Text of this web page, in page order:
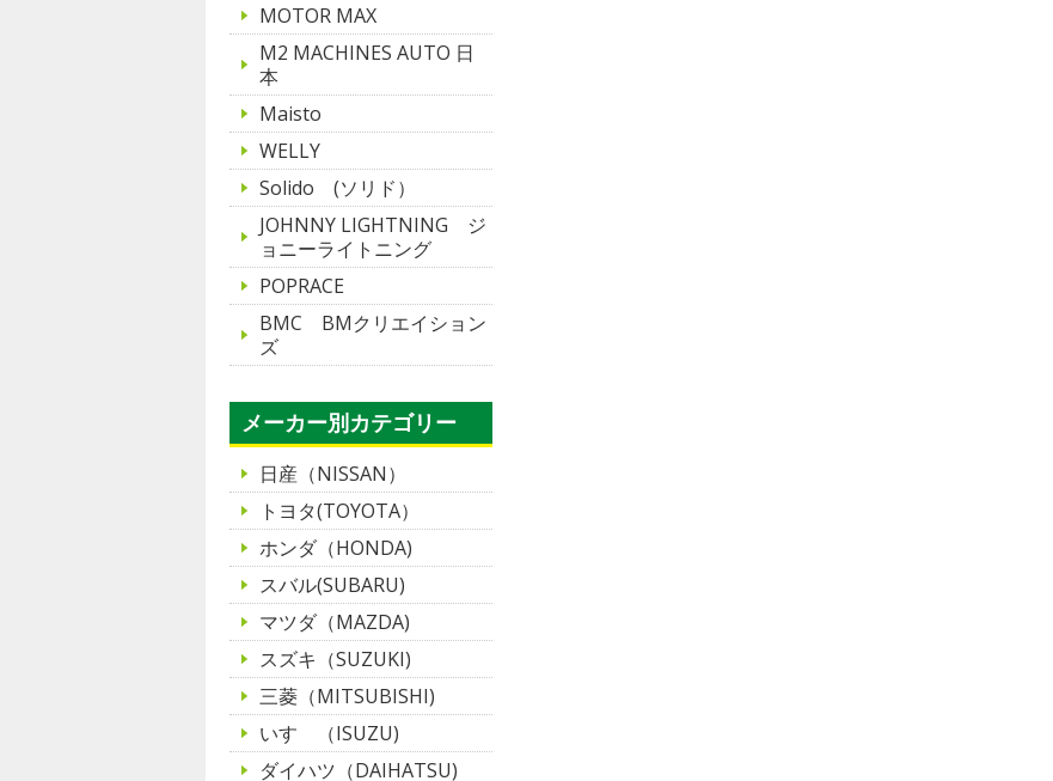
MOTOR MAX
M2 MACHINES AUTO 日
本
Maisto
WELLY
Solido (ソリド）
JOHNNY LIGHTNING ジ
ョニーライトニング
POPRACE
BMC BMクリエイション
ズ
メーカー別カテゴリー
日産（NISSAN）
トヨタ(TOYOTA）
ホンダ（HONDA)
スバル(SUBARU)
マツダ（MAZDA)
スズキ（SUZUKI)
三菱（MITSUBISHI)
いすゞ（ISUZU)
ダイハツ（DAIHATSU)